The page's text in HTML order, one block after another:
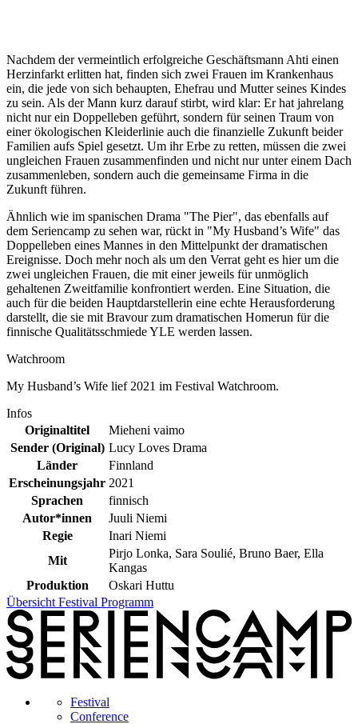
Nachdem der vermeintlich erfolgreiche Geschäftsmann Ahti einen
Herzinfarkt erlitten hat, finden sich zwei Frauen im Krankenhaus
ein, die jede von sich behaupten, Ehefrau und Mutter seines Kindes
zu sein. Als der Mann kurz darauf stirbt, wird klar: Er hat jahrelang
nicht nur ein Doppelleben geführt, sondern für seinen Traum von
einer ökologischen Kleiderlinie auch die finanzielle Zukunft beider
Familien aufs Spiel gesetzt. Um ihr Erbe zu retten, müssen die zwei
ungleichen Frauen zusammenfinden und nicht nur unter einem Dach
zusammenleben, sondern auch die gemeinsame Firma in die
Zukunft führen.
Ähnlich wie im spanischen Drama "The Pier", das ebenfalls auf
dem Seriencamp zu sehen war, rückt in "My Husband’s Wife" das
Doppelleben eines Mannes in den Mittelpunkt der dramatischen
Ereignisse. Doch mehr noch als um den Verrat geht es hier um die
zwei ungleichen Frauen, die mit einer jeweils für unmöglich
gehaltenen Zweitfamilie konfrontiert werden. Eine Situation, die
auch für die beiden Hauptdarstellerin eine echte Herausforderung
darstellt, die sie mit Bravour zum dramatischen Homerun für die
finnische Qualitätsschmiede YLE werden lassen.
Watchroom
My Husband’s Wife lief 2021 im Festival Watchroom.
Infos
Originaltitel
Mieheni vaimo
Sender (Original) Lucy Loves Drama
Länder
Finnland
Erscheinungsjahr 2021
Sprachen
finnisch
Autor*innen
Juuli Niemi
Regie
Inari Niemi
Mit
Pirjo Lonka, Sara Soulié, Bruno Baer, Ella
Kangas
Produktion
Oskari Huttu
Übersicht Festival Programm
Festival
Conference